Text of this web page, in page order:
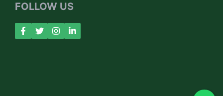
FOLLOW US